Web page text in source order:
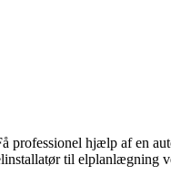
professionel hjælp af en
til elplanlægning